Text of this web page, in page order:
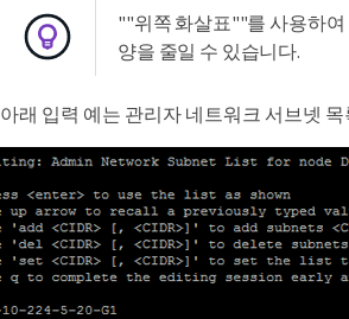
""위쪽 화살표""를 사용하여
양을 줄일 수 있습니다.
아래 입력 예는 관리자 네트워크 서브넷